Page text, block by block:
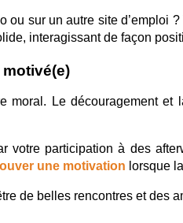
ou sur un autre site d’emploi
interagissant de façon
moral. Le découragement
votre participation à des
une motivation lorsque
de belles rencontres et des